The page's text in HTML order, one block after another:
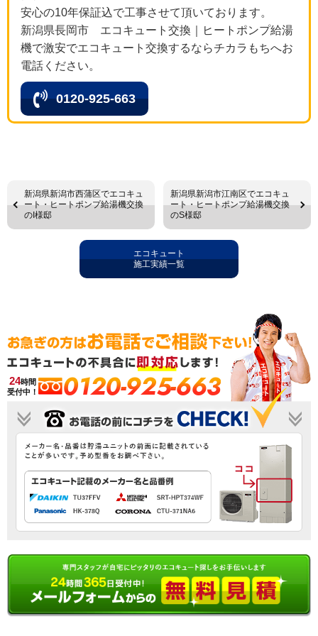
安心の10年保証込で工事させて頂いております。
新潟県長岡市 エコキュート交換｜ヒートポンプ給湯
機で激安でエコキュート交換するならチカラもちへお
電話ください。
0120-925-663
新潟県新潟市西蒲区でエコキュ
ート・ヒートポンプ給湯機交換
のI様邸
新潟県新潟市江南区でエコキュ
ート・ヒートポンプ給湯機交換
のS様邸
エコキュート
施工実績一覧
24時間
受付中！
0120-925-663